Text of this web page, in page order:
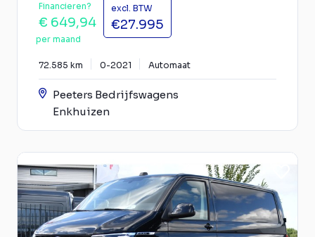
Financieren?
€ 649,94
per maand
excl. BTW
€27.995
72.585 km 0-2021 Automaat
Peeters Bedrijfswagens
Enkhuizen